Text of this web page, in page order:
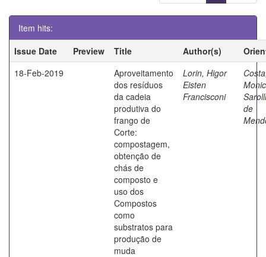
Item hits:
Issue Date
Preview Title Author(s)
18-Feb-2019
Aproveitamento
dos resíduos
da cadeia
produtiva do
frango de
Corte:
compostagem,
obtenção de
chás de
composto e
uso dos
Compostos
como
substratos para
produção de
muda
Lorin, Higor
Eisten
Francisconi
de